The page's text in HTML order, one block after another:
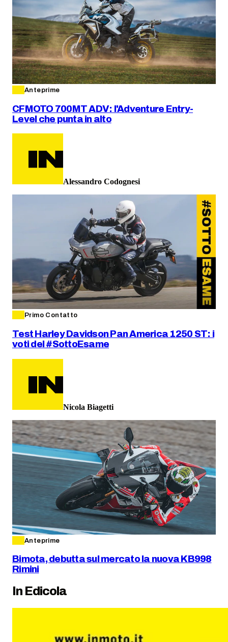
Anteprime
CFMOTO 700MT ADV: l'Adventure Entry-
Level che punta in alto
Alessandro Codognesi
Primo Contatto
Test Harley Davidson Pan America 1250 ST: i
voti del #SottoEsame
Nicola Biagetti
Anteprime
Bimota, debutta sul mercato la nuova KB998
Rimini
In Edicola